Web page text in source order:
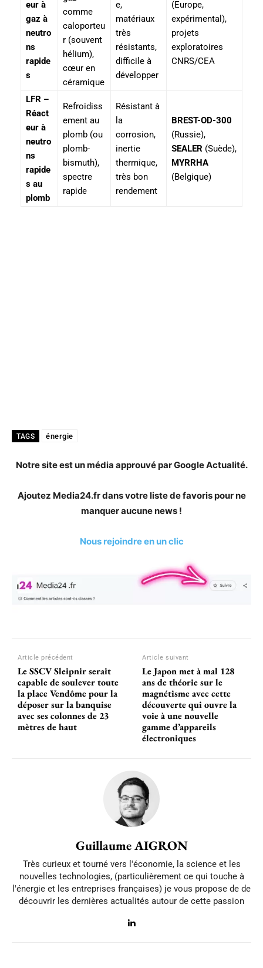
eur à
gaz à
neutro
ns
rapide
s
comme
caloporteu
r (souvent
hélium),
cœur en
céramique
e,
matériaux
très
résistants,
difficile à
développer
(Europe,
expérimental),
projets
exploratoires
CNRS/CEA
LFR –
Réact
eur à
neutro
ns
rapide
s au
plomb
Refroidiss
ement au
plomb (ou
plomb-
bismuth),
spectre
rapide
Résistant à
la
corrosion,
inertie
thermique,
très bon
rendement
BREST-OD-300
(Russie),
SEALER (Suède),
MYRRHA
(Belgique)
TAGS énergie
Notre site est un média approuvé par Google Actualité.
Ajoutez Media24.fr dans votre liste de favoris pour ne
manquer aucune news !
Nous rejoindre en un clic
Article précédent
Le SSCV Sleipnir serait
capable de soulever toute
la place Vendôme pour la
déposer sur la banquise
avec ses colonnes de 23
mètres de haut
Article suivant
Le Japon met à mal 128
ans de théorie sur le
magnétisme avec cette
découverte qui ouvre la
voie à une nouvelle
gamme d’appareils
électroniques
Guillaume AIGRON
Très curieux et tourné vers l'économie, la science et les
nouvelles technologies, (particulièrement ce qui touche à
l'énergie et les entreprises françaises) je vous propose de de
découvrir les dernières actualités autour de cette passion